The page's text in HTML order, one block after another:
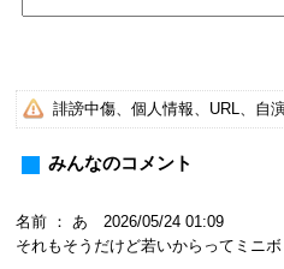
誹謗中傷、個人情報、URL、自
みんなのコメント
名前 ： あ 2026/05/24 01:09
それもそうだけど若いからってミニ